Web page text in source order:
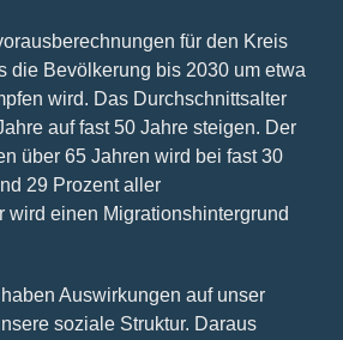
für den Kreis
die Bevölkerung bis 2030 um etwa
wird. Das Durchschnittsalter
auf fast 50 Jahre steigen. Der
über 65 Jahren wird bei fast 30
29 Prozent aller
wird einen Migrationshintergrund
Auswirkungen auf unser
soziale Struktur. Daraus